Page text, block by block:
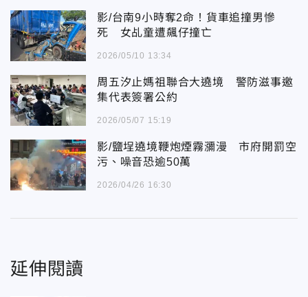
影/台南9小時奪2命！貨車追撞男慘
死 女乩童遭飆仔撞亡
2026/05/10 13:34
周五汐止媽祖聯合大遶境 警防滋事邀
集代表簽署公約
2026/05/07 15:19
影/鹽埕遶境鞭炮煙霧瀰漫 市府開罰空
污、噪音恐逾50萬
2026/04/26 16:30
延伸閱讀